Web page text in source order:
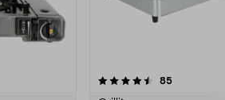
85arvostelut
4.5 viidestä